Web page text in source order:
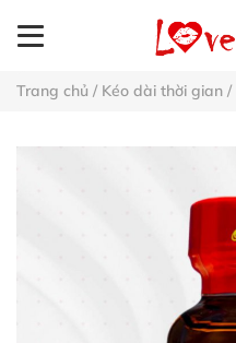
Trang chủ / Kéo dài thời gian /